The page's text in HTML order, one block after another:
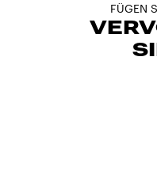
FÜGEN